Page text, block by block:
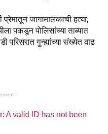
प्रेमातून जागामालकाची हत्या;
पकडून पोलिसांच्या ताब्यात
परिसरात गुन्ह्यांच्या संख्येत वाढ
-
A valid ID has not been